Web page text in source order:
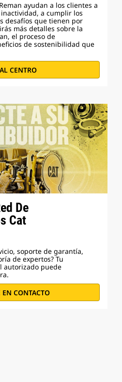
ayudan a los clientes a
a cumplir los
desafíos que tienen por
más detalles sobre la
el proceso de
de sostenibilidad que
CENTRO
De
Cat
soporte de garantía,
de expertos? Tu
autorizado puede
EN CONTACTO